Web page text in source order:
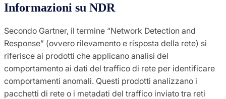
Informazioni su NDR
Secondo Gartner, il termine “Network Detection and
Response” (ovvero rilevamento e risposta della rete) si
riferisce ai prodotti che applicano analisi del
comportamento ai dati del traffico di rete per identificare
comportamenti anomali. Questi prodotti analizzano i
pacchetti di rete o i metadati del traffico inviato tra reti